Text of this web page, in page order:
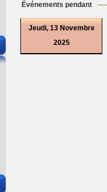
Événements pendant
Jeudi, 13 Novembre
2025